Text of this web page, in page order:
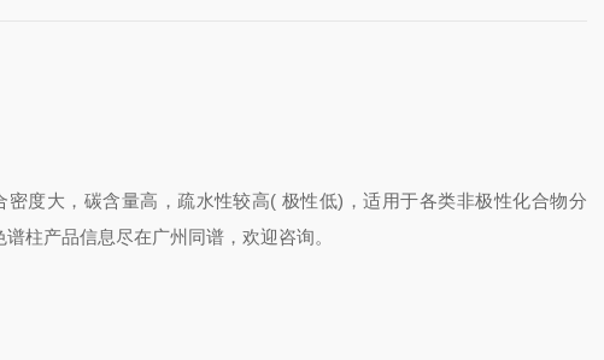
度大，碳含量高，疏水性较高( 极性低)，适用于各类非极性化合物分
谱柱产品信息尽在广州同谱，欢迎咨询。